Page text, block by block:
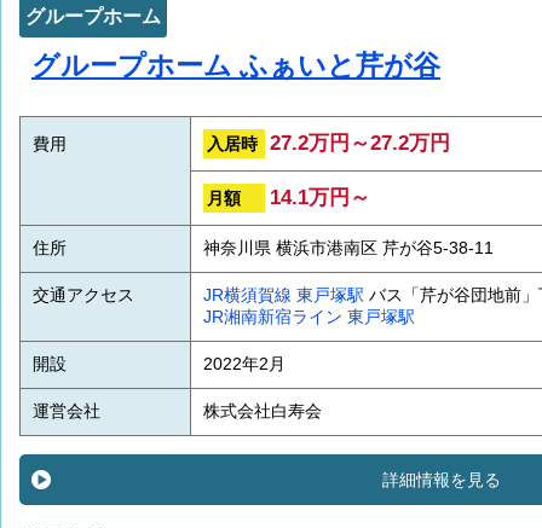
グループホーム
グループホーム ふぁいと芹が谷
費用 入居時 27.2万円～27.2万円
月額 14.1万円～
住所 神奈川県 横浜市港南区 芹が谷5-38-11
交通アクセス JR横須賀線 東戸塚駅 バス「芹が谷団地前
JR湘南新宿ライン 東戸塚駅
開設 2022年2月
運営会社 株式会社白寿会
詳細情報を見る